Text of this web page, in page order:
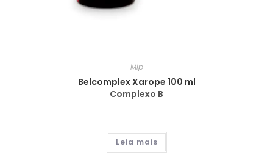
Mip
Belcomplex Xarope 100 ml
Complexo B
Leia mais